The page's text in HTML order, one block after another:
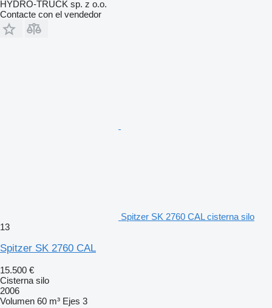
HYDRO-TRUCK sp. z o.o.
Contacte con el vendedor
Spitzer SK 2760 CAL cisterna silo
13
Spitzer SK 2760 CAL
15.500 €
Cisterna silo
2006
Volumen 60 m³ Ejes 3